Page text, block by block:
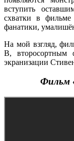
вступить
схватки в фильме
фанатики,
На мой взгляд,
B, второсортным
экранизации
Фильм